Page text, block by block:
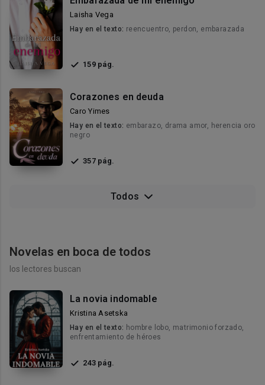
Laisha Vega
Hay en el texto: reencuentro, perdon, embarazada
159 pág.
Corazones en deuda
Caro Yimes
Hay en el texto: embarazo, drama amor, herencia oro
negro
357 pág.
Todos
Novelas en boca de todos
los lectores buscan
La novia indomable
Kristina Asetska
Hay en el texto: hombre lobo, matrimonio forzado,
enfrentamiento de héroes
243 pág.